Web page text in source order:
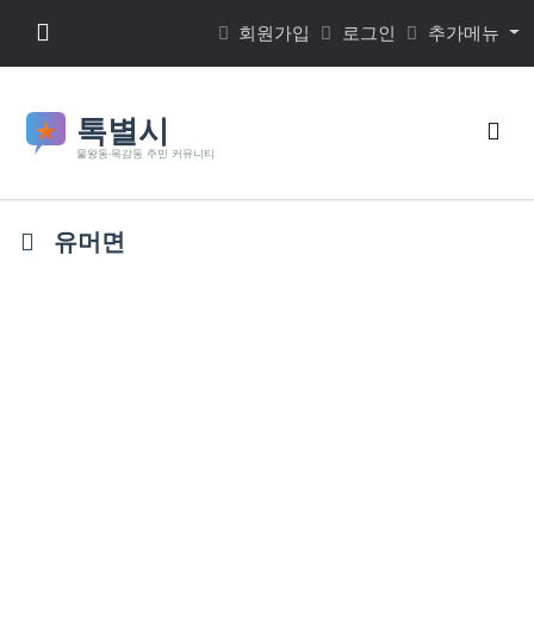
메뉴 버튼 회원가입 로그인 추가메뉴
검
유머면